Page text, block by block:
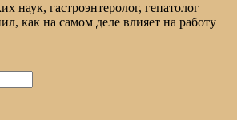
наук, гастроэнтеролог, гепатолог
как на самом деле влияет на работу